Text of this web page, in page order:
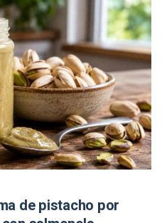
de pistacho por